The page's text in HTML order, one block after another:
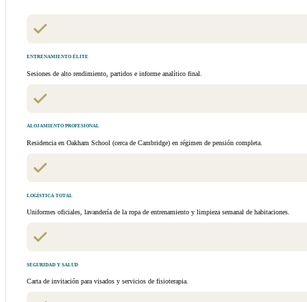
ENTRENAMIENTO ÉLITE
Sesiones de alto rendimiento, partidos e informe analítico final.
ALOJAMIENTO PROFESIONAL
Residencia en Oakham School (cerca de Cambridge) en régimen de pensión completa.
LOGÍSTICA TOTAL
Uniformes oficiales, lavandería de la ropa de entrenamiento y limpieza semanal de habitaciones.
SEGURIDAD Y SALUD
Carta de invitación para visados y servicios de fisioterapia.